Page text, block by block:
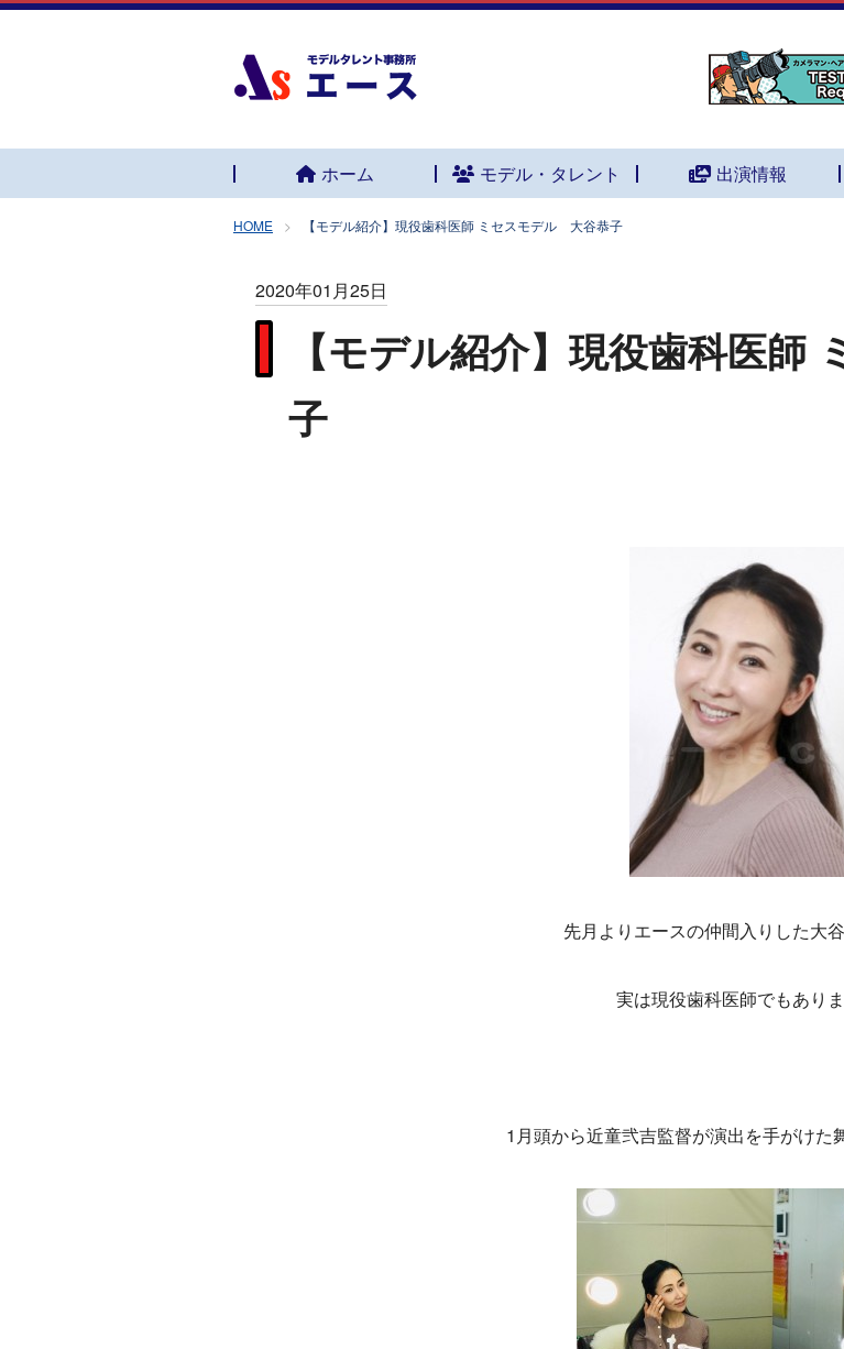
ホーム モデル・タレント 出演情報
HOME 【モデル紹介】現役歯科医師 ミセスモデル 大谷恭子
2020年01月25日
【モデル紹介】現役歯科医
子
先月よりエースの仲間入りした大
実は現役歯科医師でもあり
1月頭から近童弐吉監督が演出を手がけた